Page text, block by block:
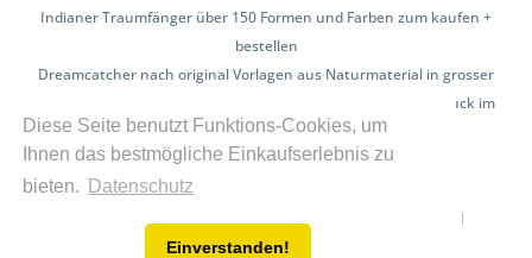
Diese Seite benutzt Funktions-Cookies, um
Ihnen das bestmögliche Einkaufserlebnis zu
bieten.
Datenschutz
Einverstanden!
Indianer Traumfänger über 150 Formen und Farben zum kaufen +
bestellen
Dreamcatcher nach original Vorlagen aus Naturmaterial in grosser
Auswahl | auch mit Edelsteinen | exklusive Unikate Einzelstück im
Shop und auf Anfrage
Über uns
Versand und Zahlungsbedingungen